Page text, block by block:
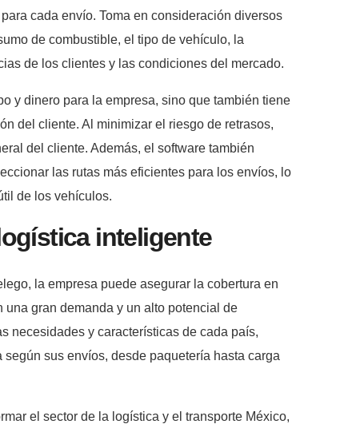
cada envío. Toma en consideración diversos
de combustible, el tipo de vehículo, la
de los clientes y las condiciones del mercado.
y dinero para la empresa, sino que también tiene
del cliente. Al minimizar el riesgo de retrasos,
del cliente. Además, el software también
las rutas más eficientes para los envíos, lo
de los vehículos.
inteligente
la empresa puede asegurar la cobertura en
una gran demanda y un alto potencial de
necesidades y características de cada país,
sus envíos, desde paquetería hasta carga
el sector de la logística y el transporte México,